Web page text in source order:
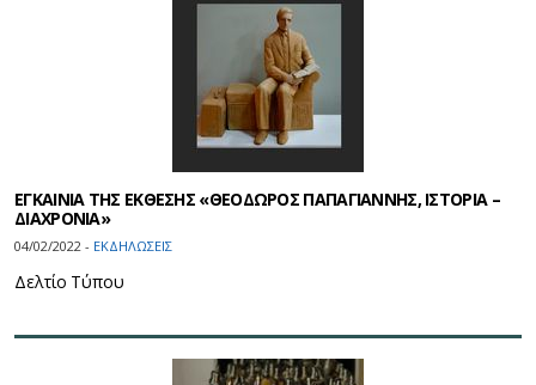
ΕΓΚΑΙΝΙΑ ΤΗΣ ΕΚΘΕΣΗΣ «ΘΕΟΔΩΡΟΣ ΠΑΠΑΓΙΑΝΝΗΣ, ΙΣΤΟΡΙΑ –
ΔΙΑΧΡΟΝΙΑ»
04/02/2022 - ΕΚΔΗΛΩΣΕΙΣ
Δελτίο Τύπου